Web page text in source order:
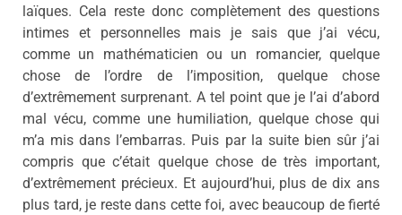
laïques. Cela reste donc complètement des questions
intimes et personnelles mais je sais que j’ai vécu,
comme un mathématicien ou un romancier, quelque
chose de l’ordre de l’imposition, quelque chose
d’extrêmement surprenant. A tel point que je l’ai d’abord
mal vécu, comme une humiliation, quelque chose qui
m’a mis dans l’embarras. Puis par la suite bien sûr j’ai
compris que c’était quelque chose de très important,
d’extrêmement précieux. Et aujourd’hui, plus de dix ans
plus tard, je reste dans cette foi, avec beaucoup de fierté